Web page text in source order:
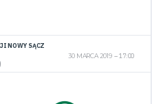
NOWY SĄCZ
30 MARCA 2019
17:00